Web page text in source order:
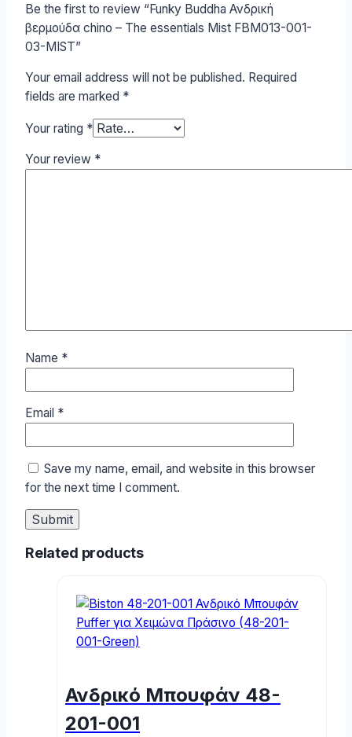
Be the first to review “Funky Buddha Ανδρική
βερμούδα chino – The essentials Mist FBM013-001-
03-MIST”
Your email address will not be published. Required
fields are marked *
Your rating *
Your review *
Name *
Email *
Save my name, email, and website in this browser
for the next time I comment.
Related products
Ανδρικό Μπουφάν 48-
201-001